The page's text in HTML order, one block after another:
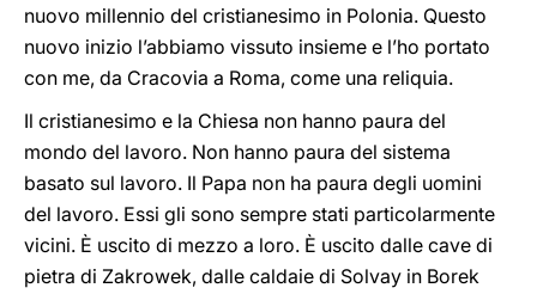
nuovo millennio del cristianesimo in Polonia. Questo
nuovo inizio l’abbiamo vissuto insieme e l’ho portato
con me, da Cracovia a Roma, come una reliquia.
Il cristianesimo e la Chiesa non hanno paura del
mondo del lavoro. Non hanno paura del sistema
basato sul lavoro. Il Papa non ha paura degli uomini
del lavoro. Essi gli sono sempre stati particolarmente
vicini. È uscito di mezzo a loro. È uscito dalle cave di
pietra di Zakrowek, dalle caldaie di Solvay in Borek